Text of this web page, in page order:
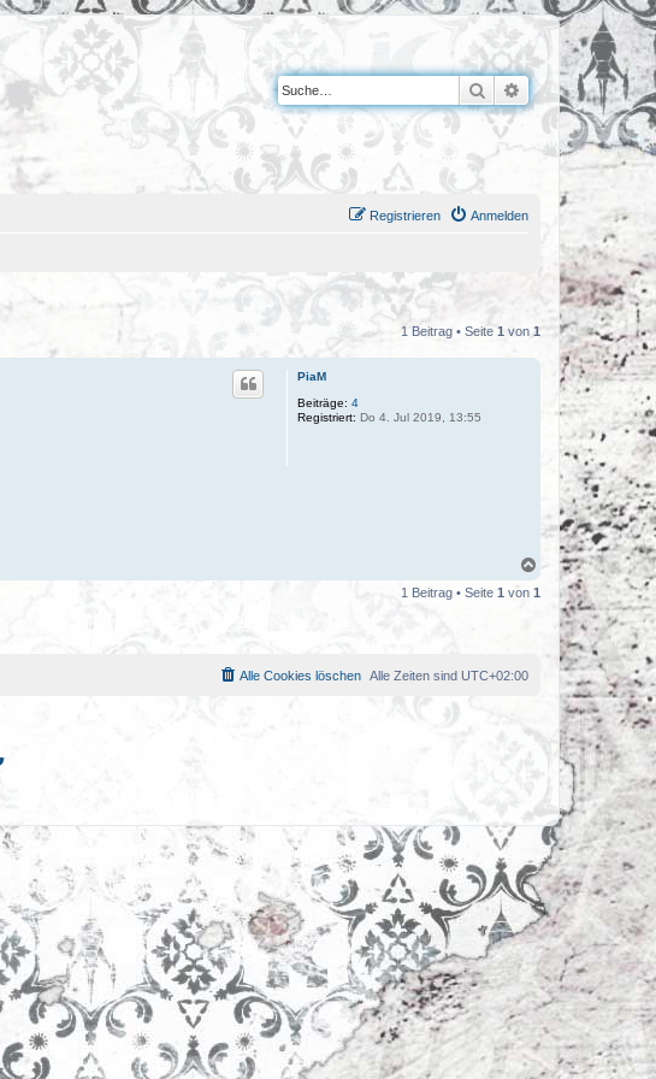
Suche Erweiterte Suche
Anmelden
Registrieren
1 Beitrag • Seite 1 von 1
PiaM
Beiträge: 4
Registriert: Do 4. Jul 2019, 13:55
c
1 Beitrag • Seite 1 von 1
Alle Zeiten sind UTC+02:00
Alle Cookies löschen